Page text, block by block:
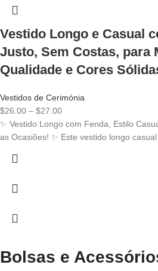
Vestido Longo e Casual
Justo, Sem Costas, para
Qualidade e Cores
Vestidos de Cerimónia
$26.00 – $27.00Price
range:
$26.00
✨ Vestido Longo com Fenda, Estilo
as Ocasiões! ✨ Este vestido longo
Bolsas e